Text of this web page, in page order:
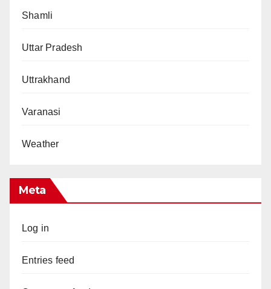
Shamli
Uttar Pradesh
Uttrakhand
Varanasi
Weather
Meta
Log in
Entries feed